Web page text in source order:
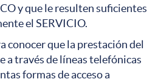
y que le resulten suficientes
el SERVICIO.
conocer que la prestación del
a través de líneas telefónicas
formas de acceso a